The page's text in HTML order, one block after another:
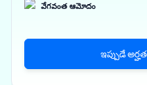
వేగవంత ఆమోదం
ఇప్పుడే